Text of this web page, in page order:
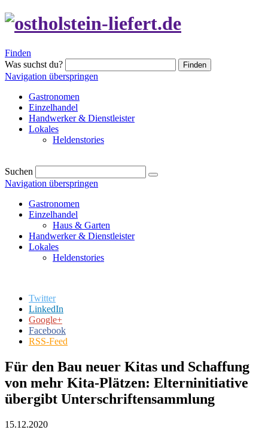
Finden
Was suchst du?
Finden
Navigation überspringen
Gastronomen
Einzelhandel
Handwerker & Dienstleister
Lokales
Heldenstories
Suchen
Navigation überspringen
Gastronomen
Einzelhandel
Haus & Garten
Handwerker & Dienstleister
Lokales
Heldenstories
Twitter
LinkedIn
Google+
Facebook
RSS-Feed
Für den Bau neuer Kitas und Schaffung
von mehr Kita-Plätzen: Elterninitiative
übergibt Unterschriftensammlung
15.12.2020